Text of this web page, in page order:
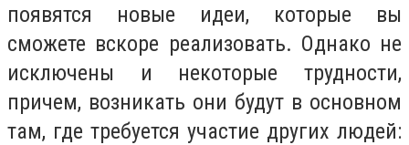
появятся новые идеи, которые вы
сможете вскоре реализовать. Однако не
исключены и некоторые трудности,
причем, возникать они будут в основном
там, где требуется участие других людей: